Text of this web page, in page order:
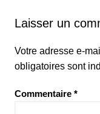
Laisser un
Votre adresse e-
obligatoires sont
Commentaire *